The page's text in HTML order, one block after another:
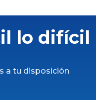
lo difícil
a tu disposición